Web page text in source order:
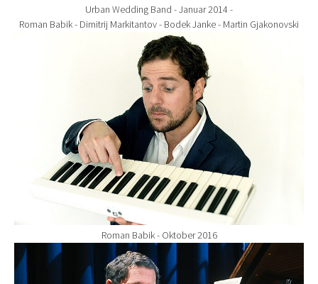
Urban Wedding Band - Januar 2014 -
Roman Babik - Dimitrij Markitantov - Bodek Janke - Martin Gjakonovski
Roman Babik - Oktober 2016
Show larger version for: